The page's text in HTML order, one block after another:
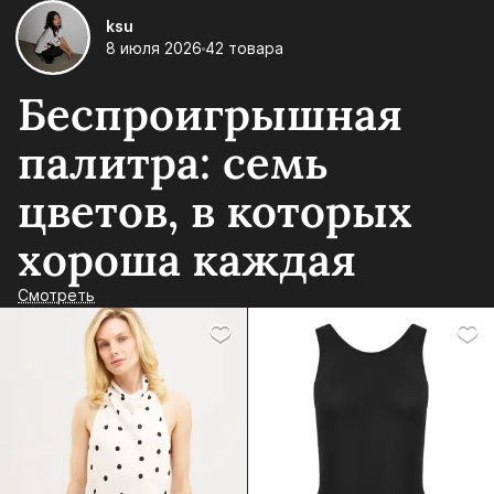
ksu
8 июля 2026 42 товара
Беспроигрышная
палитра: семь
цветов, в которых
хороша каждая
Смотреть